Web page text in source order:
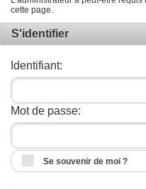
cette page.
S'identifier
Identifiant:
Mot de passe:
Se souvenir de moi ?